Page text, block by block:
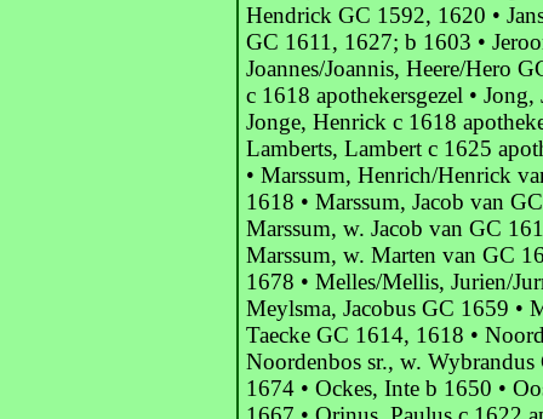
Hendrick GC 1592, 1620 •
GC 1611, 1627; b 1603 •
Joannes/Joannis, Heere/Hero
c 1618 apothekersgezel •
Jonge, Henrick c 1618
Lamberts, Lambert c 1625
• Marssum, Henrich/Henrick
1618 • Marssum, Jacob van
Marssum, w. Jacob van GC
Marssum, w. Marten van GC
1678 • Melles/Mellis, Jurien/
Meylsma, Jacobus GC 1659 •
Taecke GC 1614, 1618 •
Noordenbos sr., w.
1674 • Ockes, Inte b 1650 •